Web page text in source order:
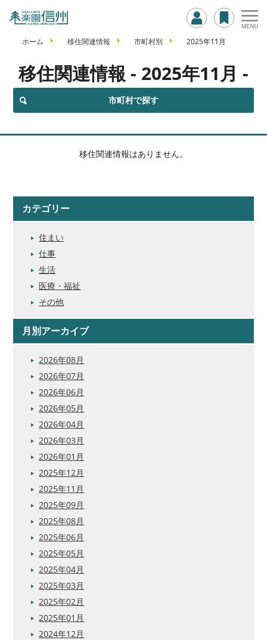
ホーム 移住関連情報 市町村別 2025年11月
移住関連情報 - 2025年11月 -
市町村で探す
移住関連情報はありません。
カテゴリー
住まい
仕事
生活
医療・福祉
その他
月別アーカイブ
2026年08月
2026年07月
2026年06月
2026年05月
2026年04月
2026年03月
2026年01月
2025年12月
2025年11月
2025年09月
2025年08月
2025年06月
2025年05月
2025年04月
2025年03月
2025年02月
2025年01月
2024年12月